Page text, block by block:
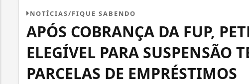
NOTÍCIAS/FIQUE SABENDO
APÓS COBRANÇA DA FUP,
ELEGÍVEL PARA SUSPENSÃO
PARCELAS DE EMPRÉSTIMOS